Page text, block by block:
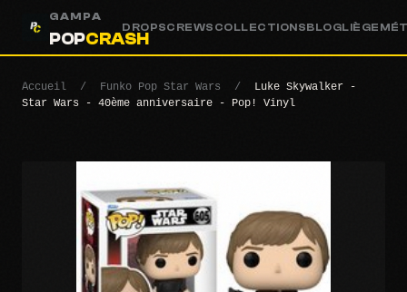
GAMPA
POPCRASH
DROPSCREWS COLLECTIONSBLOGLIÈGE
Accueil / Funko Pop Star Wars /
Luke Skywalker -
Star Wars - 40ème anniversaire - Pop! Vinyl